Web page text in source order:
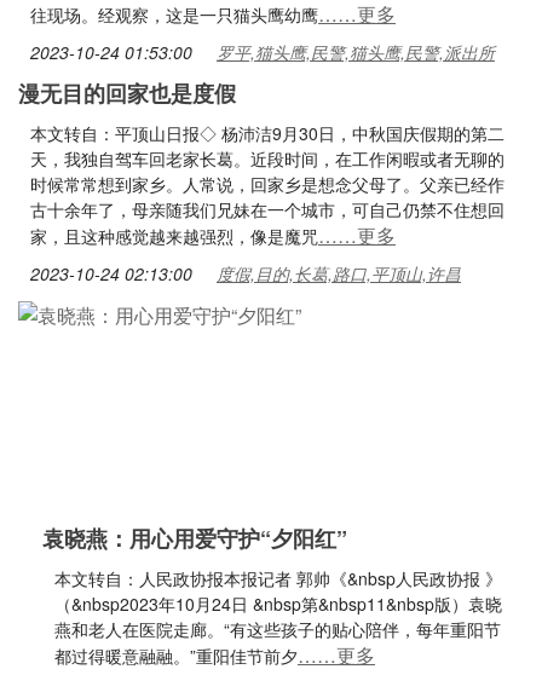
往现场。经观察，这是一只猫头鹰幼鹰……更多
2023-10-24 01:53:00 罗平,猫头鹰,民警,猫头鹰,民警,派出所
漫无目的回家也是度假
本文转自：平顶山日报◇ 杨沛洁9月30日，中秋国庆假期的第二
天，我独自驾车回老家长葛。近段时间，在工作闲暇或者无聊的
时候常常想到家乡。人常说，回家乡是想念父母了。父亲已经作
古十余年了，母亲随我们兄妹在一个城市，可自己仍禁不住想回
家，且这种感觉越来越强烈，像是魔咒……更多
2023-10-24 02:13:00 度假,目的,长葛,路口,平顶山,许昌
袁晓燕：用心用爱守护“夕阳红”
本文转自：人民政协报本报记者 郭帅《&nbsp人民政协报 》
（&nbsp2023年10月24日 &nbsp第&nbsp11&nbsp版）袁晓
燕和老人在医院走廊。“有这些孩子的贴心陪伴，每年重阳节
都过得暖意融融。”重阳佳节前夕……更多